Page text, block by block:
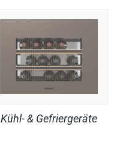
Kühl- & Gefriergeräte